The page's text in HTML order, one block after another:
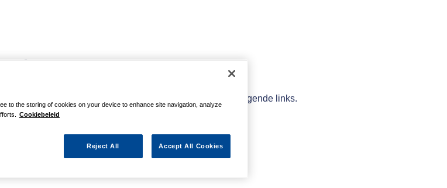
kunnen vinden
verlopen. We hopen u weer op weg te helpen met de volgende links.
to the storing of cookies on your device to enhance site navigation, analyze
Cookiebeleid
Reject All Accept All Cookies